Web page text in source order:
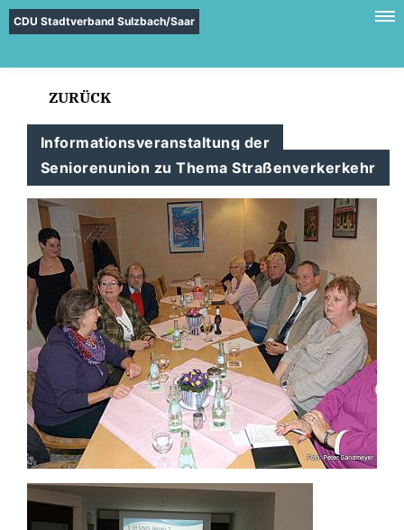
CDU Stadtverband Sulzbach/Saar
ZURÜCK
Informationsveranstaltung der
Seniorenunion zu Thema Straßenverkerkehr